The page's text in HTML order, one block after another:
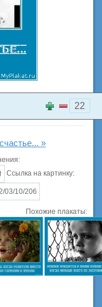
22
»
Ссылка на картинку:
Похожие плакаты: